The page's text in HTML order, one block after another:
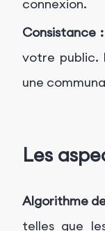
connexion.
Consistance :
votre public.
une
Les
Algorithme
telles que